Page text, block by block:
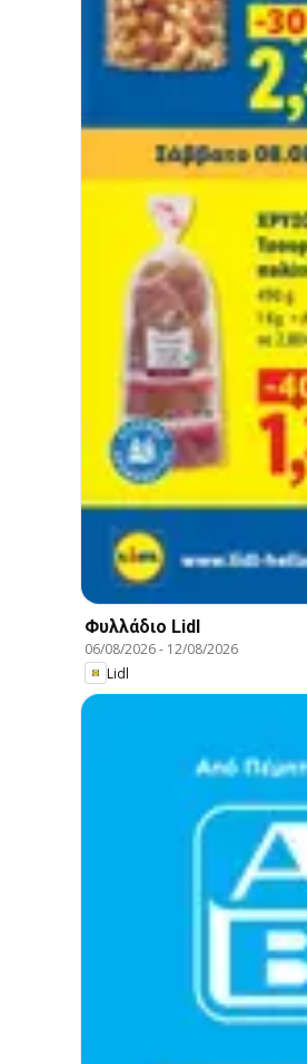
Φυλλάδιο Lidl
06/08/2026- 12/08/2026
Lidl